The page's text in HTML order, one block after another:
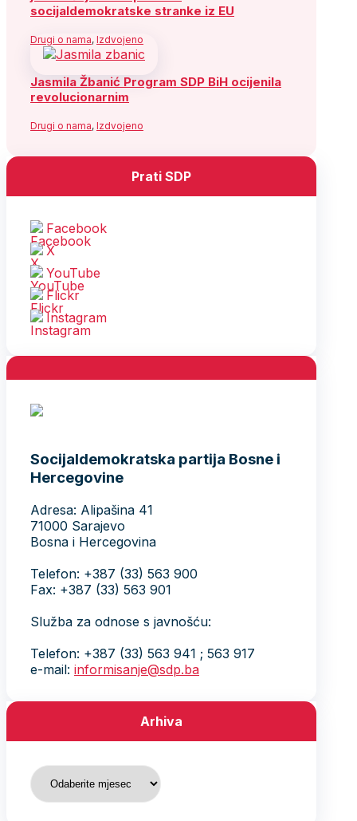
socijaldemokratske stranke iz EU
Drugi o nama, Izdvojeno
Jasmila Žbanić Program SDP BiH ocijenila
revolucionarnim
Drugi o nama, Izdvojeno
Prati SDP
Facebook
X
YouTube
Flickr
Instagram
Socijaldemokratska partija Bosne i
Hercegovine
Adresa: Alipašina 41
71000 Sarajevo
Bosna i Hercegovina
Telefon: +387 (33) 563 900
Fax: +387 (33) 563 901
Služba za odnose s javnošću:
Telefon: +387 (33) 563 941 ; 563 917
e-mail: informisanje@sdp.ba
Arhiva
Arhiva